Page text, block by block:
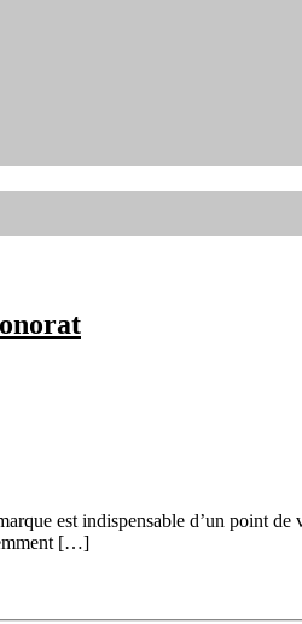
est indispensable d’un point de
[…]